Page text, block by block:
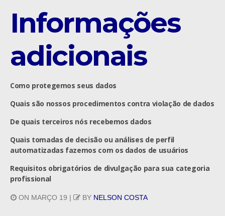
Informações
adicionais
Como protegemos seus dados
Quais são nossos procedimentos contra violação de dados
De quais terceiros nós recebemos dados
Quais tomadas de decisão ou análises de perfil
automatizadas fazemos com os dados de usuários
Requisitos obrigatórios de divulgação para sua categoria
profissional
ON MARÇO 19 | BY NELSON COSTA